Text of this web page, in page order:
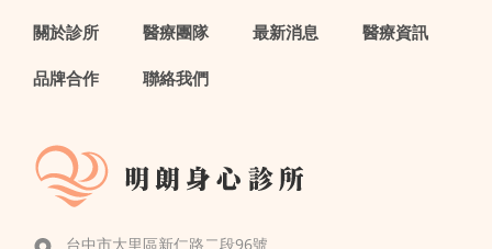
關於診所 醫療團隊 最新消息 醫療資訊
品牌合作 聯絡我們
台中市大里區新仁路二段96號